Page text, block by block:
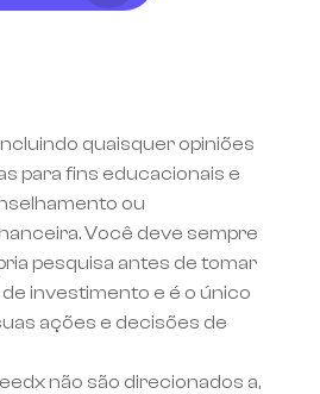
quaisquer opiniões
para fins educacionais e
ou
Você deve sempre
pesquisa antes de tomar
investimento e é o único
ações e decisões de
não são direcionados a,